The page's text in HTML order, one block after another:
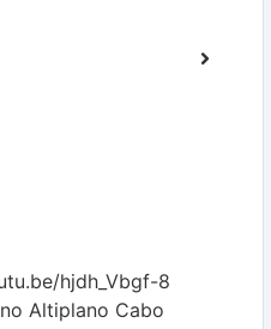
hjdh_Vbgf-8
Altiplano Cabo